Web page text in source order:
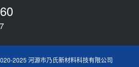
2025 河源市乃氏新材料科技有限公司